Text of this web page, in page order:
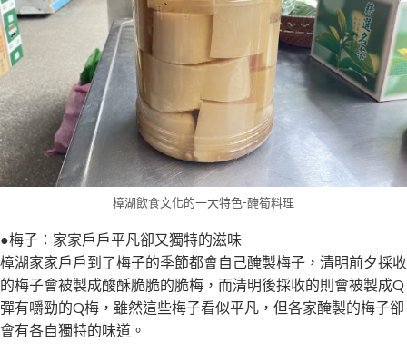
樟湖飲食文化的一大特色-醃筍料理
●梅子：家家戶戶平凡卻又獨特的滋味
樟湖家家戶戶到了梅子的季節都會自己醃製梅子，清明前夕採收
的梅子會被製成酸酥脆脆的脆梅，而清明後採收的則會被製成Q
彈有嚼勁的Q梅，雖然這些梅子看似平凡，但各家醃製的梅子卻
會有各自獨特的味道。